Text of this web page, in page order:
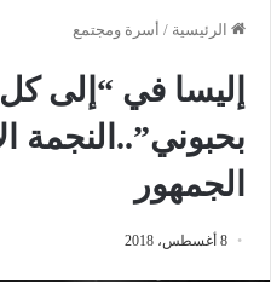
الرئيسية / أسرة ومجتمع
إليسا في “إلى
بحبوني”..النجمة
الجمهور
8 أغسطس، 2018